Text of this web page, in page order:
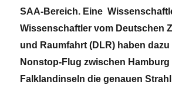
SAA-Bereich. Eine
Wissenschaftler vom Deutschen
und Raumfahrt (DLR) haben dazu
Nonstop-Flug zwischen Hamburg
Falklandinseln die genauen